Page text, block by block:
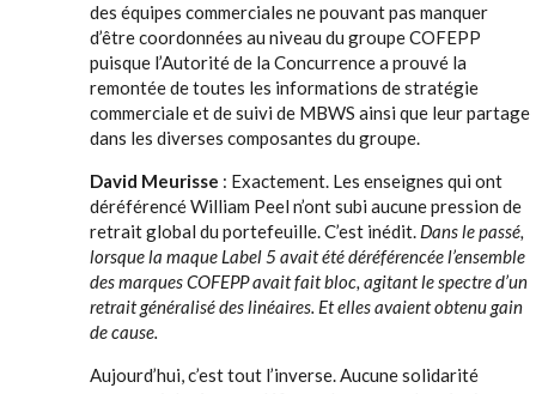
des équipes commerciales ne pouvant pas manquer
d’être coordonnées au niveau du groupe COFEPP
puisque l’Autorité de la Concurrence a prouvé la
remontée de toutes les informations de stratégie
commerciale et de suivi de MBWS ainsi que leur partage
dans les diverses composantes du groupe.
David Meurisse : Exactement. Les enseignes qui ont
déréférencé William Peel n’ont subi aucune pression de
retrait global du portefeuille. C’est inédit. Dans le passé,
lorsque la maque Label 5 avait été déréférencée l’ensemble
des marques COFEPP avait fait bloc, agitant le spectre d’un
retrait généralisé des linéaires. Et elles avaient obtenu gain
de cause.
Aujourd’hui, c’est tout l’inverse. Aucune solidarité